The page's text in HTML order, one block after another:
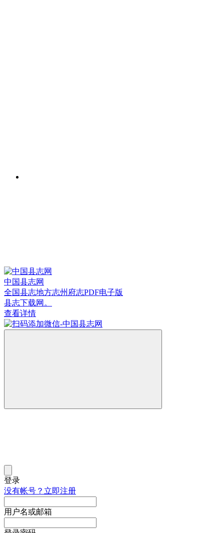
中国县志网
全国县志地方志州府志PDF电子版
县志下载网。
查看详情
登录
没有帐号？立即注册
用户名或邮箱